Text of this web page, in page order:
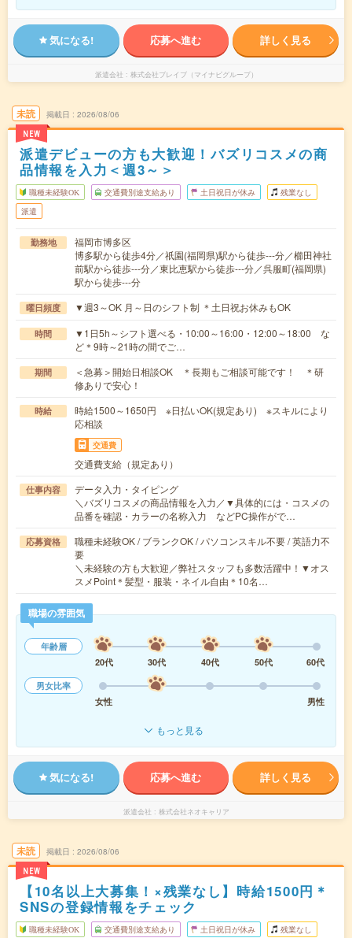
気になる! 応募へ進む 詳しく見る
派遣会社 株式会社ブレイブ（マイナビグループ）
未読
NEW
掲載日 2026/08/06
派遣デビューの方も大歓迎！バズリコスメの商
品情報を入力＜週3～＞
職種未経験OK 交通費別途支給あり 土日祝日が休み 残業なし
派遣
勤務地
福岡市博多区
博多駅から徒歩4分／祇園(福岡県)駅から徒歩---分／櫛田神社
前駅から徒歩---分／東比恵駅から徒歩---分／呉服町(福岡県)
駅から徒歩---分
曜日頻度 ▼週3～OK 月～日のシフト制 ＊土日祝お休みもOK
時間
▼1日5h～シフト選べる・10:00～16:00・12:00～18:00 な
ど＊9時～21時の間でご…
期間
＜急募＞開始日相談OK ＊長期もご相談可能です！ ＊研
修ありで安心！
時給
時給1500～1650円 ※日払いOK(規定あり) ※スキルにより
応相談
交通費
交通費支給（規定あり）
仕事内容
データ入力・タイピング
＼バズリコスメの商品情報を入力／▼具体的には・コスメの
品番を確認・カラーの名称入力 などPC操作がで…
応募資格
職種未経験OK / ブランクOK / パソコンスキル不要 / 英語力不
要
＼未経験の方も大歓迎／弊社スタッフも多数活躍中！▼オス
スメPoint＊髪型・服装・ネイル自由＊10名…
職場の雰囲気
年齢層
20代
30代 40代 50代
60代
男女比率
女性
男性
もっと見る
気になる! 応募へ進む 詳しく見る
派遣会社 株式会社ネオキャリア
未読
NEW
掲載日 2026/08/06
【10名以上大募集！×残業なし】時給1500円＊
SNSの登録情報をチェック
職種未経験OK 交通費別途支給あり 土日祝日が休み 残業なし